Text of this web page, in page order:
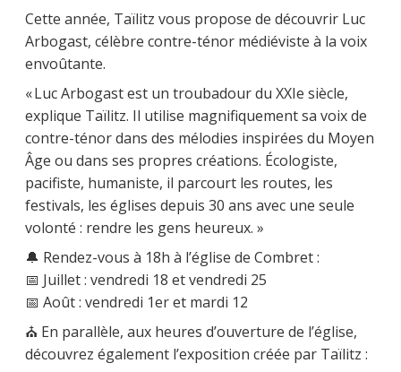
Cette année, Taïlitz vous propose de découvrir Luc
Arbogast, célèbre contre-ténor médiéviste à la voix
envoûtante.
« Luc Arbogast est un troubadour du XXIe siècle,
explique Taïlitz. Il utilise magnifiquement sa voix de
contre-ténor dans des mélodies inspirées du Moyen
Âge ou dans ses propres créations. Écologiste,
pacifiste, humaniste, il parcourt les routes, les
festivals, les églises depuis 30 ans avec une seule
volonté : rendre les gens heureux. »
🔔 Rendez-vous à 18h à l’église de Combret :
📅 Juillet : vendredi 18 et vendredi 25
📅 Août : vendredi 1er et mardi 12
⛪ En parallèle, aux heures d’ouverture de l’église,
découvrez également l’exposition créée par Taïlitz :